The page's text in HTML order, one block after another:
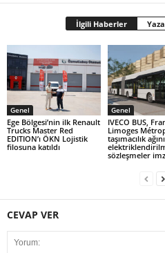
İlgili Haberler
Genel
Ege Bölgesi’nin ilk Renault
Trucks Master Red
EDITION’ı ÖKN Lojistik
filosuna katıldı
Genel
IVECO BUS,
Limoges
taşımacılık
sözleşmeler
CEVAP VER